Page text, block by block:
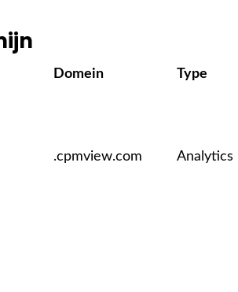
Domein Type
.cpmview.com Analytics